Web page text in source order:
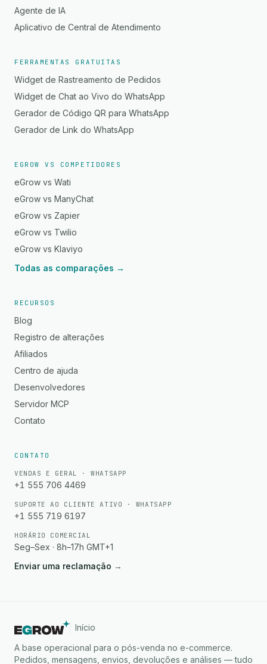
Agente de IA
Aplicativo de Central de Atendimento
FERRAMENTAS GRATUITAS
Widget de Rastreamento de Pedidos
Widget de Chat ao Vivo do WhatsApp
Gerador de Código QR para WhatsApp
Gerador de Link do WhatsApp
EGROW VS COMPETIDORES
eGrow vs Wati
eGrow vs ManyChat
eGrow vs Zapier
eGrow vs Twilio
eGrow vs Klaviyo
Todas as comparações →
RECURSOS
Blog
Registro de alterações
Afiliados
Centro de ajuda
Desenvolvedores
Servidor MCP
Contato
CONTATO
VENDAS E GERAL · WHATSAPP
+1 555 706 4469
SUPORTE AO CLIENTE ATIVO · WHATSAPP
+1 555 719 6197
HORÁRIO COMERCIAL
Seg–Sex · 8h–17h GMT+1
Enviar uma reclamação →
Início
A base operacional para o pós-venda no e-commerce.
Pedidos, mensagens, envios, devoluções e análises — tudo